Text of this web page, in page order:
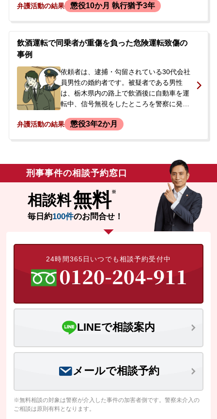
ようとしましたが、周囲に引き留められま
には釈放され、在宅事件として捜査が継続
されることになりました。後日、警察から
続きや被害者への対応に大きな不安を感じ
たご家族が、減刑の可能性などについて相
談するために当事務所へ来所されました。
弁護活動の結果 懲役10か月 執行猶予3年
飲酒運転で同乗者が重傷を負った危険運転致傷の
事例
依頼者は、逮捕・勾留されている30代会社
員男性の婚約者です。被疑者である男性
は、栃木県内の路上で飲酒後に自動車を運
転中、信号無視をしたところを警察に発見
える速度で走行しました。その結果、縁石
出され、酒気帯び運転及び危険運転致傷の
疑いで現行犯逮捕されました。被疑者には
約9年前に飲酒による死亡事故で懲役5年の
実刑判決を受けた前科があり、出所から約4
年半後の再犯でした。当初は国選弁護人が
選任されていましたが、婚約者である依頼
者が、少しでも刑が軽くなることを願い、
私選弁護人を探して当事務所に相談されま
弁護活動の結果 懲役3年2か月
刑事事件の相談予約窓口
相談料無料
毎日約100件のお問合せ！
24時間365日いつでも相談予約受付中
LINEで相談案内
メールで相談予約
※無料相談の対象は警察が介入した事件の加害者側です。警察未介入の
ご相談は原則有料となります。